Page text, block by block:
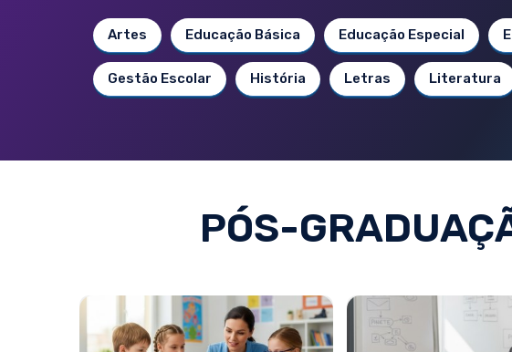
Artes Educação Básica Educação Especial
Gestão Escolar História Letras Literatura
PÓS-